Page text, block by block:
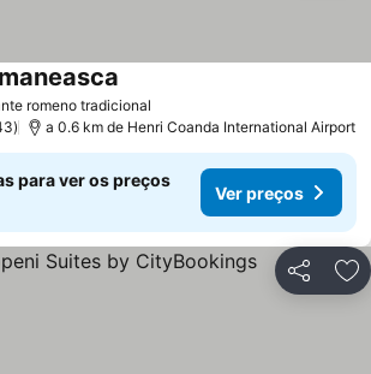
romeno tradicional
a 0.6 km de Henri Coanda International Airport
para ver os preços
Ver preços
Partilhar